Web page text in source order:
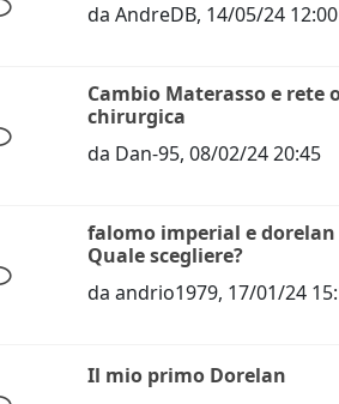
daAndreDB, 14/05/24 12:00
Cambio Materasso e rete
chirurgica
da Dan-95,08/02/24 20:45
falomo imperial e
Quale scegliere?
daandrio1979, 17/01/24
Il mio primo Dorelan